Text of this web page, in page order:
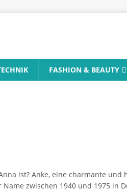
FASHION & BEAUTY
ist? Anke, eine charmante
zwischen 1940 und 1975 in